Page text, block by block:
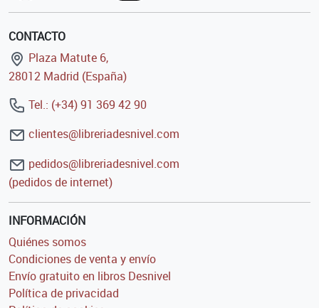
CONTACTO
Plaza Matute 6,
28012 Madrid (España)
Tel.: (+34) 91 369 42 90
clientes@libreriadesnivel.com
pedidos@libreriadesnivel.com
(pedidos de internet)
INFORMACIÓN
Quiénes somos
Condiciones de venta y envío
Envío gratuito en libros Desnivel
Política de privacidad